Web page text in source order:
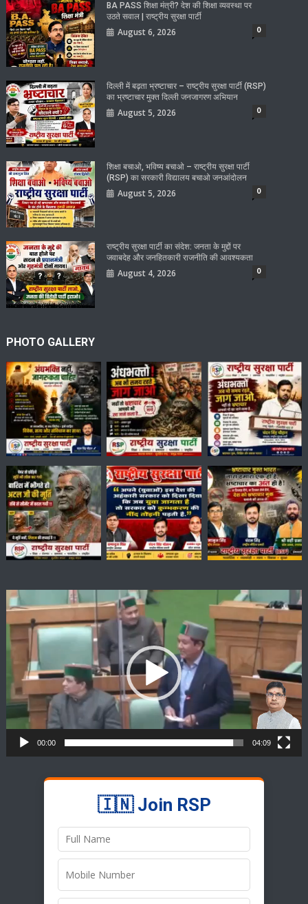
BA PASS शिक्षा मंत्री? देश की शिक्षा व्यवस्था पर
उठते सवाल | राष्ट्रीय सुरक्षा पार्टी
August 6, 2026 0
दिल्ली में बढ़ता भ्रष्टाचार – राष्ट्रीय सुरक्षा पार्टी (RSP)
का भ्रष्टाचार मुक्त दिल्ली जनजागरण अभियान
August 5, 2026 0
शिक्षा बचाओ, भविष्य बचाओ – राष्ट्रीय सुरक्षा पार्टी
(RSP) का सरकारी विद्यालय बचाओ जनआंदोलन
August 5, 2026 0
राष्ट्रीय सुरक्षा पार्टी का संदेश: जनता के मुद्दों पर
जवाबदेह और जनहितकारी राजनीति की आवश्यकता
August 4, 2026 0
PHOTO GALLERY
Video
Player
00:00 04:09
🇮🇳 Join RSP